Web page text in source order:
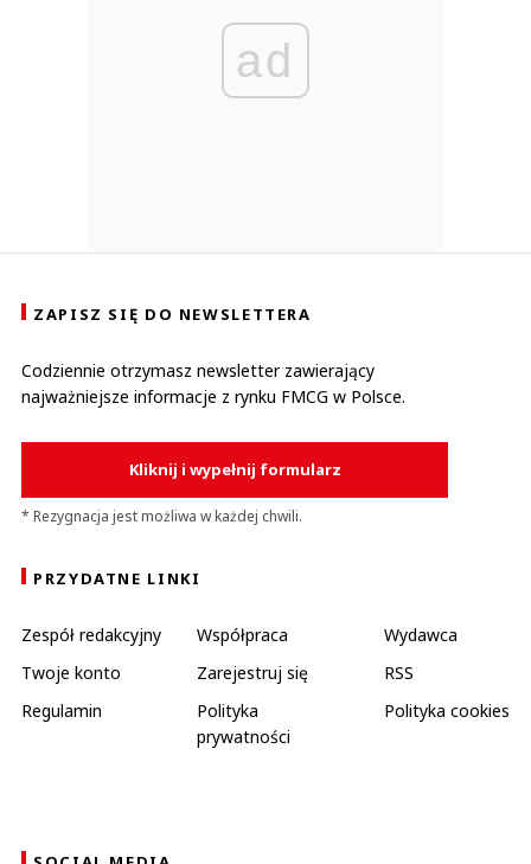
ad
ZAPISZ SIĘ DO NEWSLETTERA
Codziennie otrzymasz newsletter zawierający
najważniejsze informacje z rynku FMCG w Polsce.
Kliknij i wypełnij formularz
* Rezygnacja jest możliwa w każdej chwili.
PRZYDATNE LINKI
Zespół redakcyjny Współpraca
Wydawca
Twoje konto
Zarejestruj się
RSS
Regulamin
Polityka
prywatności
Polityka cookies